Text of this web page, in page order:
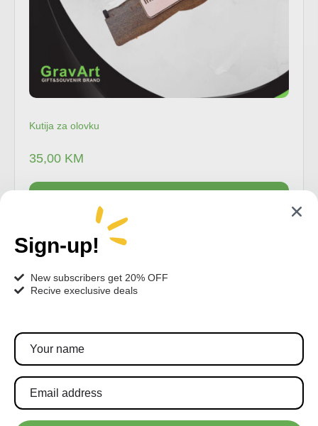
Kutija za olovku
35,00 KM
Sign-up!
New subscribers get 20% OFF
Recive execlusive deals